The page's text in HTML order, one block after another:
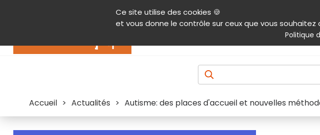
Ce site utilise des cookies 🍪
et vous donne le contrôle sur ceux que vous souhaitez
Politique
Contenu Aide et accessibilité Menu principal
Produits & services
Accueil > Actualités > Autisme: des places d'accueil et nouvelles